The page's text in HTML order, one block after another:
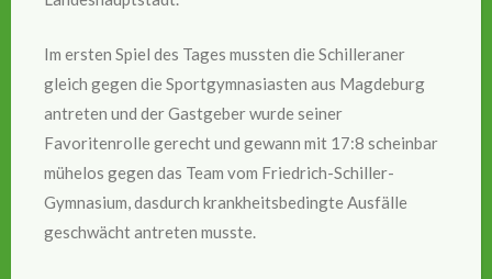
Im ersten Spiel des Tages mussten die Schilleraner
gleich gegen die Sportgymnasiasten aus Magdeburg
antreten und der Gastgeber wurde seiner
Favoritenrolle gerecht und gewann mit 17:8 scheinbar
mühelos gegen das Team vom Friedrich-Schiller-
Gymnasium, dasdurch krankheitsbedingte Ausfälle
geschwächt antreten musste.